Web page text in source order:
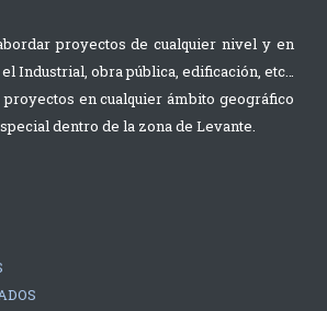
proyectos de cualquier nivel y en
Industrial, obra pública, edificación, etc…
en cualquier ámbito geográfico
dentro de la zona de Levante.